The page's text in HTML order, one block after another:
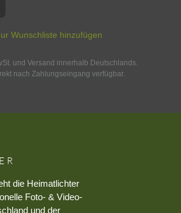
Wunschliste hinzufügen
und Versand innerhalb Deutschlands.
nach Zahlungseingang verfügbar.
die Heimatlichter
Foto- & Video-
und der